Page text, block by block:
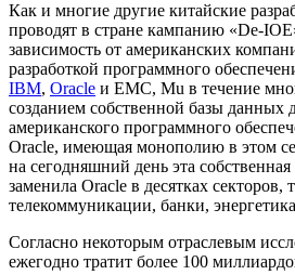
Как и многие другие китайские
проводят в стране кампанию «De-
зависимость от американских
разработкой программного
IBM, Oracle и EMC, Mu в течение
созданием собственной базы данных
американского программного
Oracle, имеющая монополию в этом
на сегодняшний день эта
заменила Oracle в десятках секторов,
телекоммуникации, банки,
Согласно некоторым отраслевым
ежегодно тратит более 100